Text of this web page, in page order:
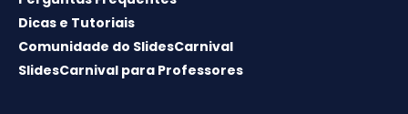
Dicas e Tutoriais
Comunidade do SlidesCarnival
SlidesCarnival para Professores